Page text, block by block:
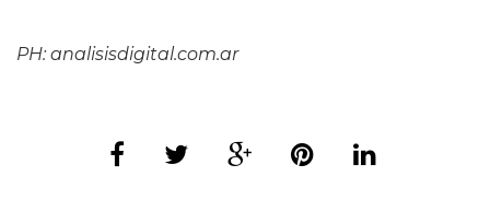
PH: analisisdigital.com.ar